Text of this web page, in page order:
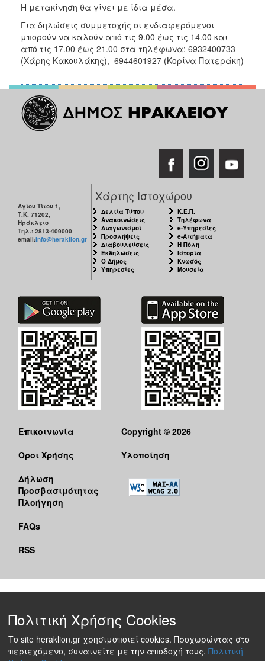
2006
ΜΑΣ
ΠΟΛΙΤΙΣΜΟΣ
Η μετακίνηση θα γίνει με ίδια μέσα.
Για δηλώσεις συμμετοχής οι ενδιαφερόμενοι
μπορούν να καλούν από τις 9.00 έως τις 14.00 και
από τις 17.00 έως 21.00 στα τηλέφωνα: 6932400733
(Χάρης Κακουλάκης), 6944601927 (Κορίνα Πατεράκη)
Αγίου Τίτου 1,
Τ.Κ. 71202,
Ηράκλειο
Τηλ.: 2813-409000
email:info@heraklion.gr
Χάρτης Ιστοχώρου
Δελτία Τύπου
Ανακοινώσεις
Διαγωνισμοί
Προσλήψεις
Διαβουλεύσεις
Εκδηλώσεις
Ο Δήμος
Υπηρεσίες
Κ.Ε.Π.
Τηλέφωνα
e-Υπηρεσίες
e-Αιτήματα
Η Πόλη
Ιστορία
Κνωσός
Μουσεία
Επικοινωνία
Όροι Χρήσης
Δήλωση
Προσβασιμότητας
Πλοήγηση
FAQs
RSS
Copyright © 2026
Υλοποίηση
Πολιτική Χρήσης Cookies
Το site heraklion.gr χρησιμοποιεί cookies. Προχωρώντας στο
περιεχόμενο, συναινείτε με την αποδοχή τους. Πολιτική